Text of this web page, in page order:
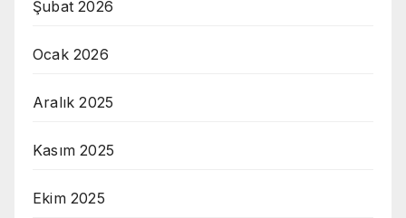
Şubat 2026
Ocak 2026
Aralık 2025
Kasım 2025
Ekim 2025